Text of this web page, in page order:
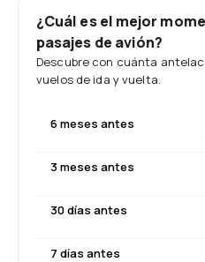
¿Cuál es el mejor
pasajes de avión?
Descubre con cuánta
vuelos de ida y vuelta.
6 meses antes
3 meses antes
30 días antes
7 días antes